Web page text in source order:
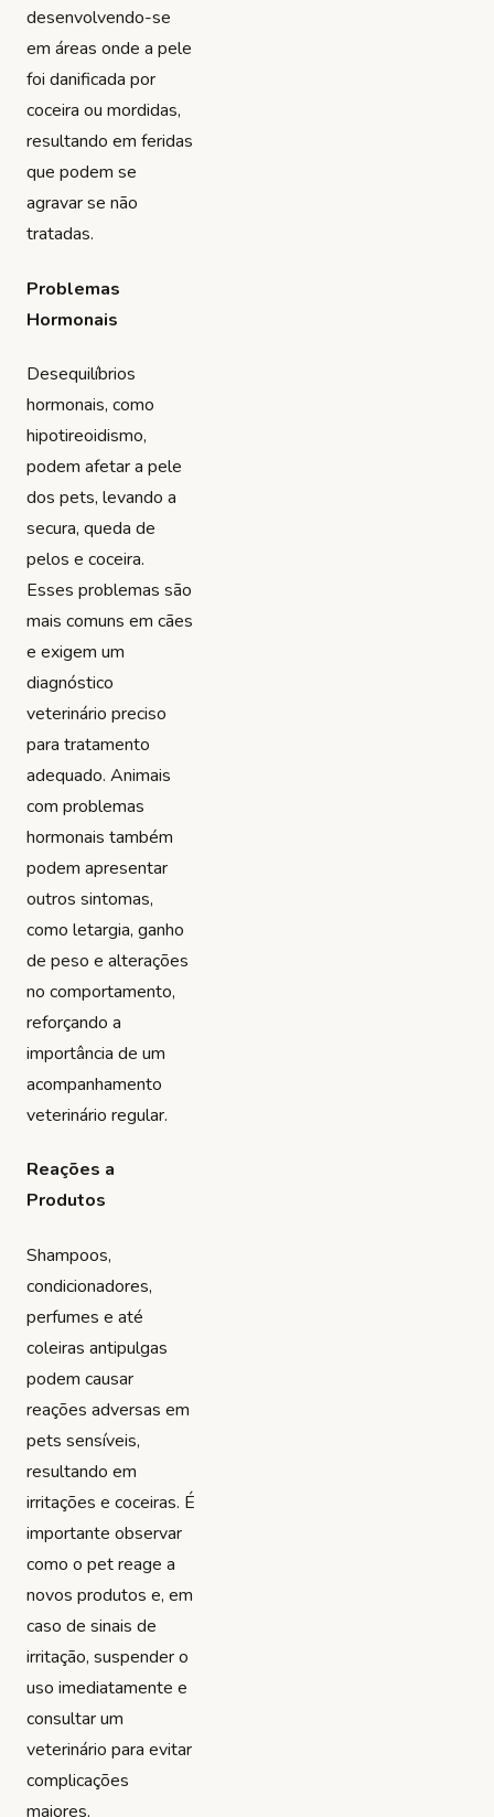
desenvolvendo-se
em áreas onde a pele
foi danificada por
coceira ou mordidas,
resultando em feridas
que podem se
agravar se não
tratadas.
Problemas
Hormonais
Desequilíbrios
hormonais, como
hipotireoidismo,
podem afetar a pele
dos pets, levando a
secura, queda de
pelos e coceira.
Esses problemas são
mais comuns em cães
e exigem um
diagnóstico
veterinário preciso
para tratamento
adequado. Animais
com problemas
hormonais também
podem apresentar
outros sintomas,
como letargia, ganho
de peso e alterações
no comportamento,
reforçando a
importância de um
acompanhamento
veterinário regular.
Reações a
Produtos
Shampoos,
condicionadores,
perfumes e até
coleiras antipulgas
podem causar
reações adversas em
pets sensíveis,
resultando em
irritações e coceiras. É
importante observar
como o pet reage a
novos produtos e, em
caso de sinais de
irritação, suspender o
uso imediatamente e
consultar um
veterinário para evitar
complicações
maiores.